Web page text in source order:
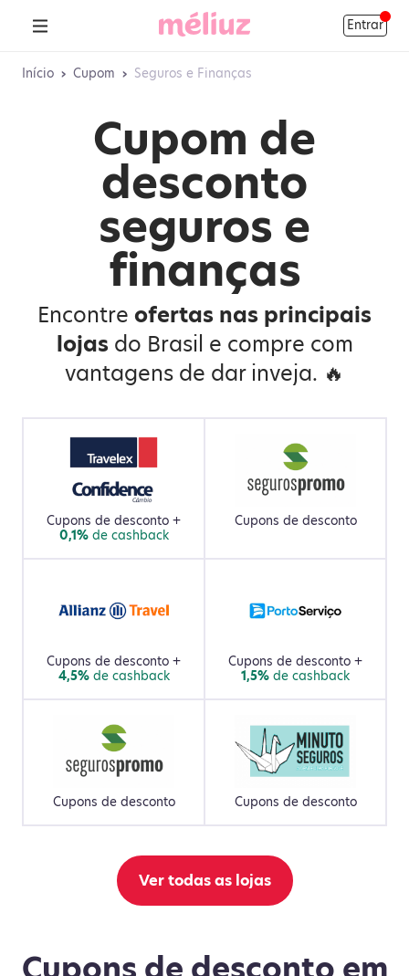
Entrar
Início › Cupom › Seguros e Finanças
Cupom de
desconto
seguros e
finanças
Encontre ofertas nas principais
lojas do Brasil e compre com
vantagens de dar inveja. 🔥
Cupons de desconto +
0,1%de cashback
Cupons de desconto
Cupons de desconto +
4,5%de cashback
Cupons de desconto +
1,5% de cashback
Cupons de desconto Cupons de desconto
Ver todas as lojas